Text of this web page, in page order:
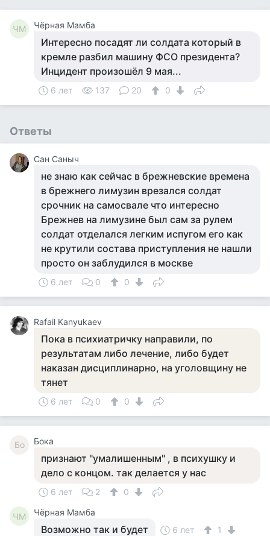
ЧМ Чёрная Мамба
Интересно посадят ли солдата который в
кремле разбил машину ФСО президента?
Инцидент произошёл 9 мая...
6 лет 137 20 0
Ответы
Сан Саныч
не знаю как сейчас в брежневские времена
в брежнего лимузин врезался солдат
срочник на самосвале что интересно
Брежнев на лимузине был сам за рулем
солдат отделался легким испугом его как
не крутили состава приступления не нашли
просто он заблудился в москве
6 лет 0 0
Rafail Kanyukaev
Пока в психиатричку направили, по
результатам либо лечение, либо будет
наказан дисциплинарно, на уголовщину не
тянет
6 лет 0 0
Бо Бока
признают "умалишенным" , в психушку и
дело с концом. так делается у нас
6 лет 2 0
ЧМ Чёрная Мамба
Возможно так и будет 6 лет 1